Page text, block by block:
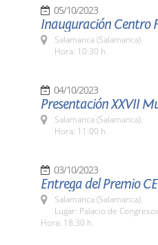
05/10/2023
Inauguración Centro
Salamanca (Salamanca)
Hora: 10:30 h.
04/10/2023
Presentación XXVII
Salamanca (Salamanca)
Hora: 11:00 h.
03/10/2023
Entrega del Premio
Salamanca (Salamanca)
Lugar: Palacio de
Hora: 18:30 h.